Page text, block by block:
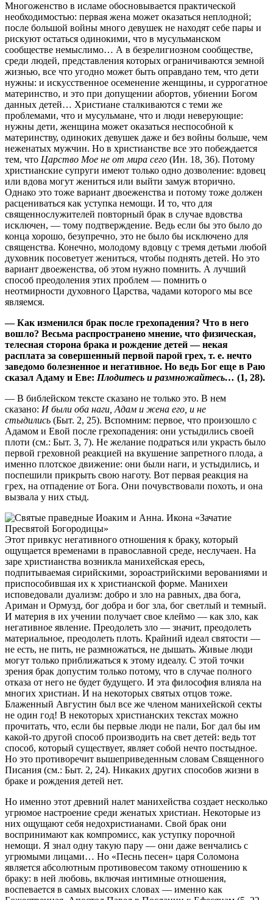
Многоженство в исламе обосновывается практической
необходимостью: первая жена может оказаться неплодной;
после большой войны много девушек не находят себе пары и
рискуют остаться одинокими, что в мусульманском
сообществе немыслимо… А в безрелигиозном сообществе,
среди людей, представления которых ограничиваются земной
жизнью, все что угодно может быть оправдано тем, что дети
нужны: и искусственное осеменение женщины, и суррогатное
материнство, и это при допущении абортов, убиении Богом
данных детей… Христиане сталкиваются с теми же
проблемами, что и мусульмане, что и люди неверующие:
нужны дети, женщина может оказаться неспособной к
материнству, одиноких девушек даже и без войны больше, чем
неженатых мужчин. Но в христианстве все это побеждается
тем, что Царство Мое не от мира сего (Ин. 18, 36). Потому
христианские супруги имеют только одно дозволение: вдовец
или вдова могут жениться или выйти замуж вторично.
Однако это тоже вариант двоеженства и потому тоже должен
расцениваться как уступка немощи. И то, что для
священнослужителей повторный брак в случае вдовства
исключен, — тому подтверждение. Ведь если бы это было до
конца хорошо, безупречно, это не было бы исключено для
священства. Конечно, молодому вдовцу с тремя детьми любой
духовник посоветует жениться, чтобы поднять детей. Но это
вариант двоеженства, об этом нужно помнить. А лучший
способ преодоления этих проблем — помнить о
неотмирности духовного Царства, чадами которого мы все
являемся.
— Как изменился брак после грехопадения? Что в него
вошло? Весьма распространено мнение, что физическая,
телесная сторона брака и рождение детей — некая
расплата за совершенный первой парой грех, т. е. нечто
заведомо болезненное и негативное. Но ведь Бог еще в Раю
сказал Адаму и Еве: Плодитесь и размножайтесь… (1, 28).
— В библейском тексте сказано не только это. В нем
сказано: И были оба наги, Адам и жена его, и не
стыдились (Быт. 2, 25). Вспомним: первое, что произошло с
Адамом и Евой после грехопадения: они устыдились своей
плоти (см.: Быт. 3, 7). Не желание подраться или украсть было
первой греховной реакцией на вкушение запретного плода, а
именно плотское движение: они были наги, и устыдились, и
поспешили прикрыть свою наготу. Вот первая реакция на
грех, на отпадение от Бога. Они почувствовали похоть, и она
вызвала у них стыд.
Этот привкус негативного отношения к браку, который
ощущается временами в православной среде, неслучаен. На
заре христианства возникла манихейская ересь,
подпитываемая сирийскими, зороастрийскими верованиями и
приспособившая их к христианской форме. Манихеи
исповедовали дуализм: добро и зло на равных, два бога,
Ариман и Ормузд, бог добра и бог зла, бог светлый и темный.
И материя в их учении получает свое клеймо — как зло, как
негативное явление. Преодолеть зло — значит, преодолеть
материальное, преодолеть плоть. Крайний идеал святости —
не есть, не пить, не размножаться, не дышать. Живые люди
могут только приближаться к этому идеалу. С этой точки
зрения брак допустим только потому, что в случае полного
отказа от него не будет будущего. И эта философия влияла на
многих христиан. И на некоторых святых отцов тоже.
Блаженный Августин был все же членом манихейской секты
не один год! В некоторых христианских текстах можно
прочитать, что, если бы первые люди не пали, Бог дал бы им
какой-то другой способ производить на свет детей: ведь тот
способ, который существует, являет собой нечто постыдное.
Но это противоречит вышеприведенным словам Священного
Писания (см.: Быт. 2, 24). Никаких других способов жизни в
браке и рождения детей нет.
Но именно этот древний налет манихейства создает несколько
угрюмое настроение среди женатых христиан. Некоторые из
них ощущают себя недохристианами. Свой брак они
воспринимают как компромисс, как уступку порочной
немощи. Я знал одну такую пару — они даже венчались с
угрюмыми лицами… Но «Песнь песен» царя Соломона
является абсолютным противовесом такому отношению к
браку: в ней любовь, включая интимные отношения,
воспевается в самых высоких словах — именно как